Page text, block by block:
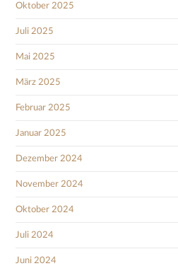
Oktober 2025
Juli 2025
Mai 2025
März 2025
Februar 2025
Januar 2025
Dezember 2024
November 2024
Oktober 2024
Juli 2024
Juni 2024